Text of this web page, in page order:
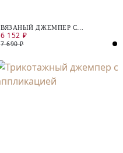
ВЯЗАНЫЙ ДЖЕМПЕР С
ЖЕМЧУЖНЫМИ БУСИНАМИ
6 152 ₽
7 690 ₽